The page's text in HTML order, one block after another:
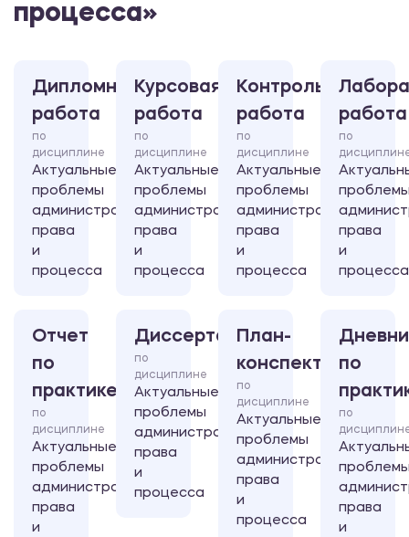
процесса»
Дипломная
работа
по
дисциплине
Актуальные
проблемы
административного
права
и
процесса
Курсовая
работа
по
дисциплине
Актуальные
проблемы
административного
права
и
процесса
Контрольная
работа
по
дисциплине
Актуальные
проблемы
административного
права
и
процесса
работа
по
права
и
процесса
Отчет
по
практике
по
дисциплине
Актуальные
проблемы
административного
права
и
Диссертация
по
дисциплине
Актуальные
проблемы
административного
права
и
процесса
План-
конспект
по
дисциплине
Актуальные
проблемы
административного
права
и
процесса
по
по
права
и